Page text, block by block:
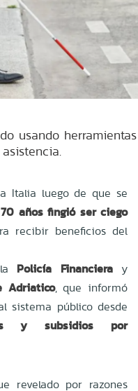
usando herramientas
Italia luego de que se
70 años fingió ser ciego
recibir beneficios del
Policía Financieray
Adriatico, que informó
sistema público desde
y subsidios por
revelado por razones